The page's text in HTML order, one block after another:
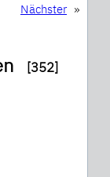
Nächster »
[352]